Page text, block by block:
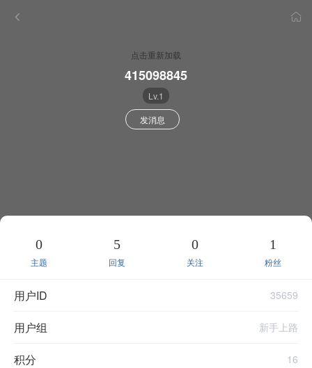
点击重新加载
415098845
Lv.1
发消息
0
主题
5
回复
0
关注
1
粉丝
用户ID 35659
用户组 新手上路
积分 16